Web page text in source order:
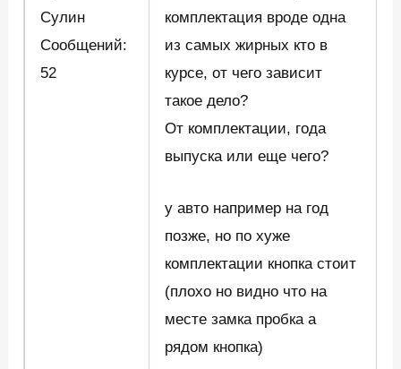
Сулин
Сообщений:
52
комплектация вроде одна
из самых жирных кто в
курсе, от чего зависит
такое дело?
От комплектации, года
выпуска или еще чего?
у авто например на год
позже, но по хуже
комплектации кнопка стоит
(плохо но видно что на
месте замка пробка а
рядом кнопка)